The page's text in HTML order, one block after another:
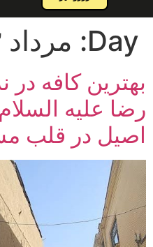
Day: مرداد ۱۳, ۱۴۰۴
بهترین کافه
رضا علیه
اصیل در قلب